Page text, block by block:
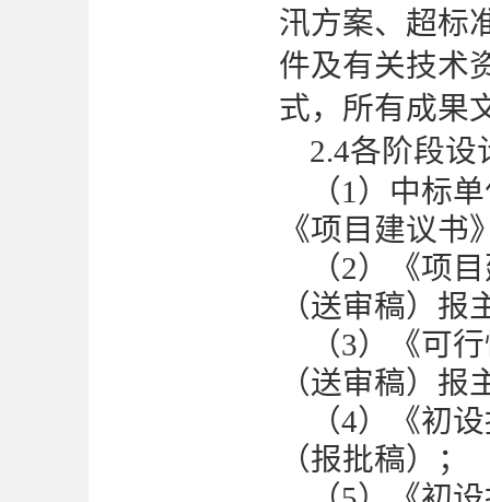
汛方案、超标
件及有关技术
式，所有成果
2.4各阶段设
（1）中标
《项目建议
（2）《项
（送审稿）报
（3）《可
（送审稿）报
（4）《初
（报批稿）；